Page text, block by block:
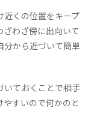
近くの位置をキープ
わざ傍に出向いて
分から近づいて簡単
いておくことで相手
すいので何かのと